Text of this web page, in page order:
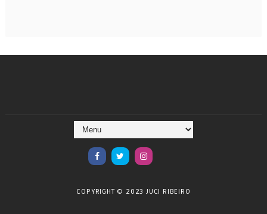
COPYRIGHT © 2023 JUCI RIBEIRO